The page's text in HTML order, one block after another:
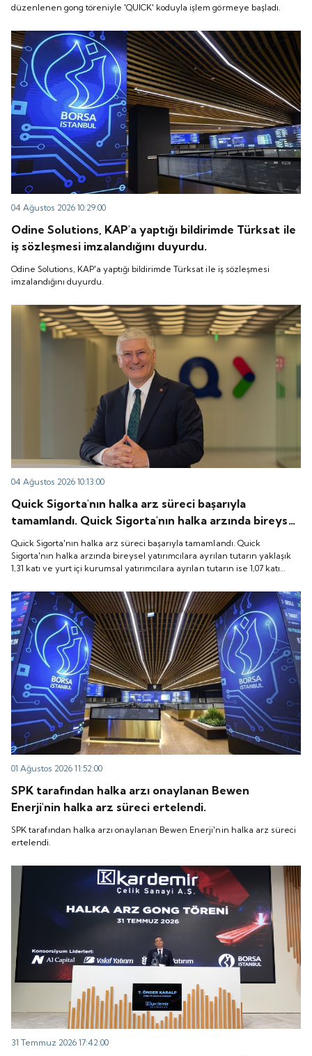
düzenlenen gong töreniyle 'QUICK' koduyla işlem görmeye başladı.
04 Ağustos 2026 10:29:00
Odine Solutions, KAP'a yaptığı bildirimde Türksat ile
iş sözleşmesi imzalandığını duyurdu.
Odine Solutions, KAP'a yaptığı bildirimde Türksat ile iş sözleşmesi
imzalandığını duyurdu.
04 Ağustos 2026 10:13:00
Quick Sigorta'nın halka arz süreci başarıyla
tamamlandı. Quick Sigorta'nın halka arzında bireysel
yatırımcılara ayrılan tutarın yaklaşık 1,31 katı ve yurt
içi kurumsal yatırımcılara ayrılan tutarın ise 1,07 katı
talep geldi. Quick Sigorta, 6 Ağustos 2026 tarihinde
görmeye başlayacak.
Quick Sigorta'nın halka arz süreci başarıyla tamamlandı. Quick
Sigorta'nın halka arzında bireysel yatırımcılara ayrılan tutarın yaklaşık
1,31 katı ve yurt içi kurumsal yatırımcılara ayrılan tutarın ise 1,07 katı
koduyla Borsa İstanbul'da işlem görmeye başlayacak.
01 Ağustos 2026 11:52:00
SPK tarafından halka arzı onaylanan Bewen
Enerji'nin halka arz süreci ertelendi.
SPK tarafından halka arzı onaylanan Bewen Enerji'nin halka arz süreci
ertelendi.
31 Temmuz 2026 17:42:00